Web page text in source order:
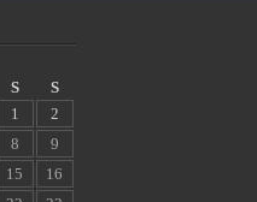
S
S
1
2
8
9
15
16